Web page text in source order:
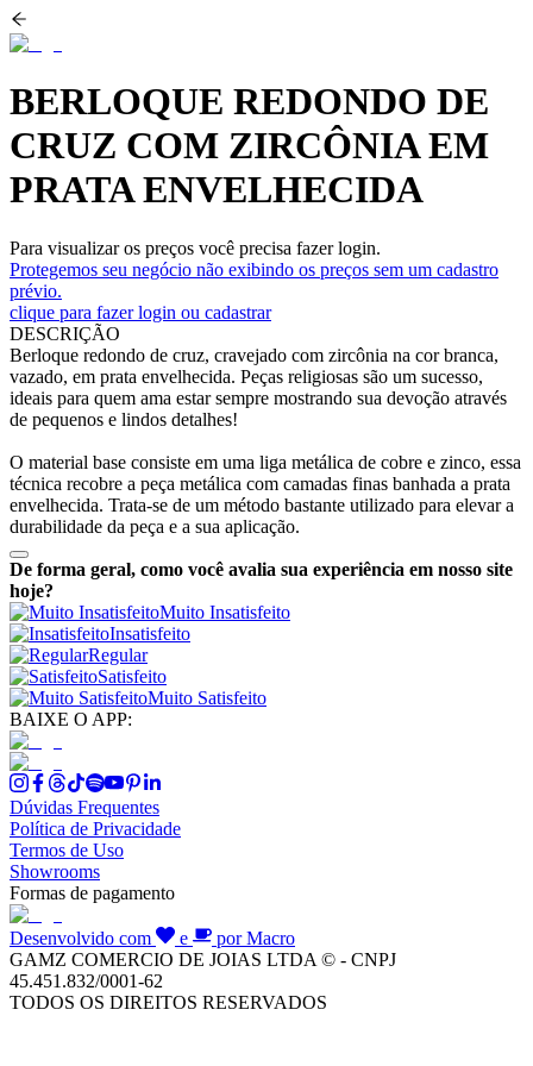
BERLOQUE REDONDO DE
CRUZ COM ZIRCÔNIA EM
PRATA ENVELHECIDA
Para visualizar os preços você precisa fazer login.
Protegemos seu negócio não exibindo os preços sem um cadastro
prévio.
clique para fazer login ou cadastrar
DESCRIÇÃO
Berloque redondo de cruz, cravejado com zircônia na cor branca,
vazado, em prata envelhecida. Peças religiosas são um sucesso,
ideais para quem ama estar sempre mostrando sua devoção através
de pequenos e lindos detalhes!
O material base consiste em uma liga metálica de cobre e zinco, essa
técnica recobre a peça metálica com camadas finas banhada a prata
envelhecida. Trata-se de um método bastante utilizado para elevar a
durabilidade da peça e a sua aplicação.
De forma geral, como você avalia sua experiência em nosso site
hoje?
Muito Insatisfeito
Insatisfeito
Regular
Satisfeito
Muito Satisfeito
BAIXE O APP:
Dúvidas Frequentes
Política de Privacidade
Termos de Uso
Showrooms
Formas de pagamento
Desenvolvido com e
por Macro
GAMZ COMERCIO DE JOIAS LTDA © - CNPJ
45.451.832/0001-62
TODOS OS DIREITOS RESERVADOS